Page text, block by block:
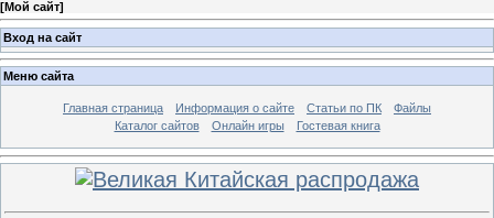
[Мой сайт]
Вход на сайт
Меню сайта
Главная страница Информация о сайте Статьи по ПК
Файлы
Каталог сайтов
Онлайн игры Гостевая книга